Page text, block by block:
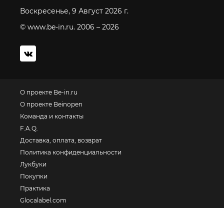
Воскресенье, 9 Август 2026 г.
© www.be-in.ru. 2006 – 2026
О проекте Be-in.ru
О проекте Beinopen
Команда и контакты
F.A.Q.
Доставка, оплата, возврат
Политика конфиденциальности
Лукбуки
Покупки
Практика
Glocalabel.com